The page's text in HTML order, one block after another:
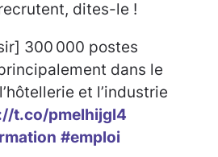
dites-le !
300 000 postes
dans le
et l’industrie
t.co/pmelhijgl4
#emploi